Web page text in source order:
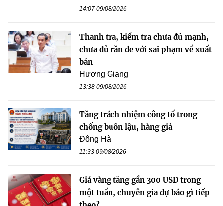
14:07 09/08/2026
Thanh tra, kiểm tra chưa đủ mạnh,
chưa đủ răn đe với sai phạm về xuất
bản
Hương Giang
13:38 09/08/2026
Tăng trách nhiệm công tố trong
chống buôn lậu, hàng giả
Đông Hà
11:33 09/08/2026
Giá vàng tăng gần 300 USD trong
một tuần, chuyên gia dự báo gì tiếp